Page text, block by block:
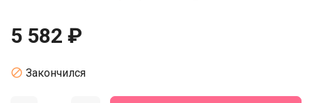
5 582 ₽
 Закончился